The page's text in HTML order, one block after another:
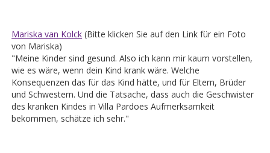
Mariska van Kolck (Bitte klicken Sie auf den Link für ein Foto
von Mariska)
"Meine Kinder sind gesund. Also ich kann mir kaum vorstellen,
wie es wäre, wenn dein Kind krank wäre. Welche
Konsequenzen das für das Kind hätte, und für Eltern, Brüder
und Schwestern. Und die Tatsache, dass auch die Geschwister
des kranken Kindes in Villa Pardoes Aufmerksamkeit
bekommen, schätze ich sehr."